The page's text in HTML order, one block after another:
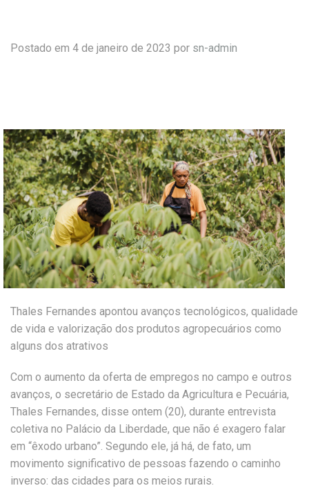
Postado em 4 de janeiro de 2023 por sn-admin
Thales Fernandes apontou avanços tecnológicos, qualidade
de vida e valorização dos produtos agropecuários como
alguns dos atrativos
Com o aumento da oferta de empregos no campo e outros
avanços, o secretário de Estado da Agricultura e Pecuária,
Thales Fernandes, disse ontem (20), durante entrevista
coletiva no Palácio da Liberdade, que não é exagero falar
em “êxodo urbano”. Segundo ele, já há, de fato, um
movimento significativo de pessoas fazendo o caminho
inverso: das cidades para os meios rurais.